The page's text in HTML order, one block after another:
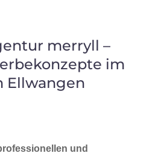
merryll –
im
Ellwangen
und